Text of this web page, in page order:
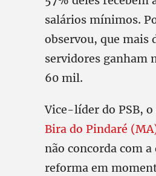
salários mínimos.
observou, que mais
servidores ganham
60 mil.
Vice-líder do PSB, o
Bira do Pindaré
não concorda com a
reforma em